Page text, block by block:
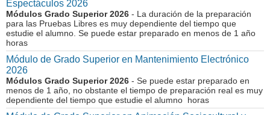
Espectáculos 2026
Módulos Grado Superior 2026 - La duración de la preparación
para las Pruebas Libres es muy dependiente del tiempo que
estudie el alumno. Se puede estar preparado en menos de 1 año
horas
Módulo de Grado Superior en Mantenimiento Electrónico
2026
Módulos Grado Superior 2026 - Se puede estar preparado en
menos de 1 año, no obstante el tiempo de preparación real es muy
dependiente del tiempo que estudie el alumno horas